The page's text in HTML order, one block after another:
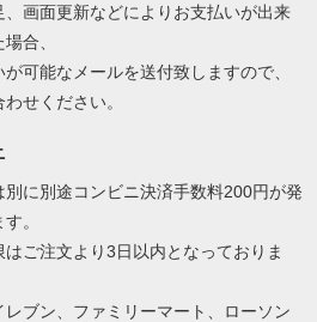
、画面更新などによりお支払いが出来
合、
が可能なメールを送付致しますので、
わせください。
別に別途コンビニ決済手数料200円が発
。
はご注文より3日以内となっておりま
レブン、ファミリーマート、ローソン